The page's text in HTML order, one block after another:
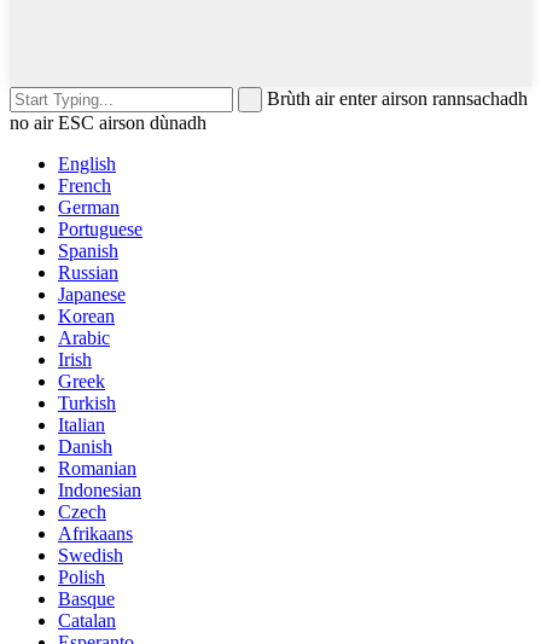
Brùth air enter airson rannsachadh
no air ESC airson dùnadh
English
French
German
Portuguese
Spanish
Russian
Japanese
Korean
Arabic
Irish
Greek
Turkish
Italian
Danish
Romanian
Indonesian
Czech
Afrikaans
Swedish
Polish
Basque
Catalan